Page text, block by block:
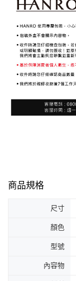
商品規格
尺寸
顏色
型號
內容物